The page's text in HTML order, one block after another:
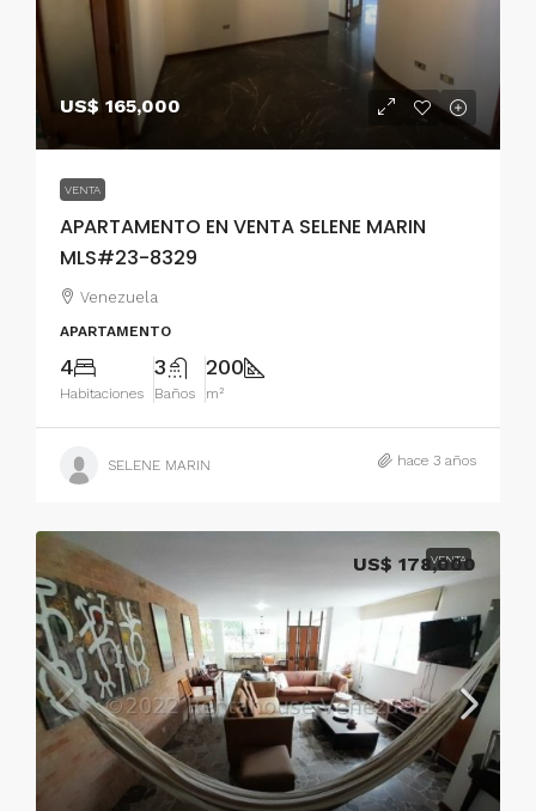
US$ 165,000
VENTA
APARTAMENTO EN VENTA SELENE MARIN
MLS#23-8329
Venezuela
APARTAMENTO
4
Habitaciones
3
Baños
200
m²
SELENE MARIN hace 3 años
VENTA
US$ 178,000